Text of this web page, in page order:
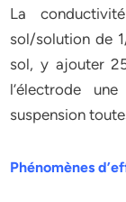
La
sol/solution de
sol, y ajouter
l’électrode
suspension
Phénomènes